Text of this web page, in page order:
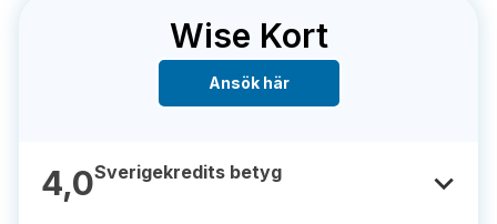
Wise Kort
Ansök här
4,0Sverigekredits betyg